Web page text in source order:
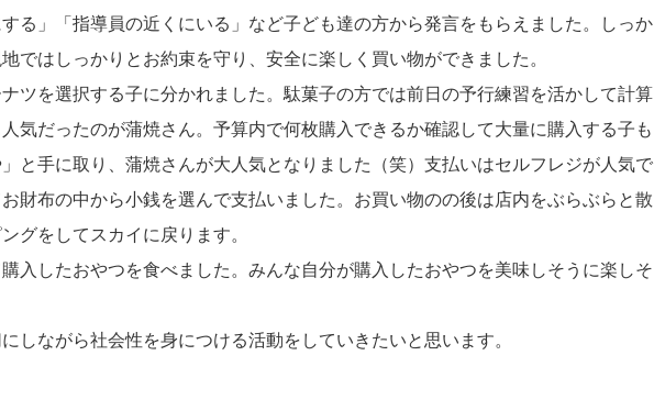
る」「指導員の近くにいる」など子ども達の方から発言をもらえました。しっか
ではしっかりとお約束を守り、安全に楽しく買い物ができました。
ツを選択する子に分かれました。駄菓子の方では前日の予行練習を活かして計算
気だったのが蒲焼さん。予算内で何枚購入できるか確認して大量に購入する子も
と手に取り、蒲焼さんが大人気となりました（笑）支払いはセルフレジが人気で
財布の中から小銭を選んで支払いました。お買い物のの後は店内をぶらぶらと散
グをしてスカイに戻ります。
入したおやつを食べました。みんな自分が購入したおやつを美味しそうに楽しそ
しながら社会性を身につける活動をしていきたいと思います。